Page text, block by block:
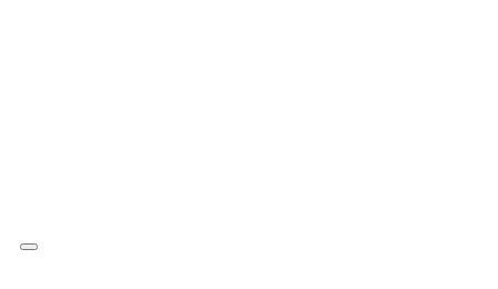
Hamburger Toggle Menu